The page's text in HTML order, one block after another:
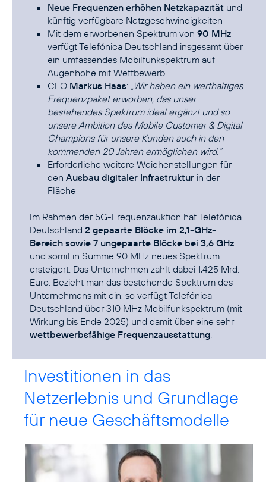
Neue Frequenzen erhöhen Netzkapazität und
künftig verfügbare Netzgeschwindigkeiten
Mit dem erworbenen Spektrum von 90 MHz
verfügt Telefónica Deutschland insgesamt über
ein umfassendes Mobilfunkspektrum auf
Augenhöhe mit Wettbewerb
CEO Markus Haas: „Wir haben ein werthaltiges
Frequenzpaket erworben, das unser
bestehendes Spektrum ideal ergänzt und so
unsere Ambition des Mobile Customer & Digital
Champions für unsere Kunden auch in den
kommenden 20 Jahren ermöglichen wird.“
Erforderliche weitere Weichenstellungen für
den Ausbau digitaler Infrastruktur in der
Fläche
Im Rahmen der 5G-Frequenzauktion hat Telefónica
Deutschland 2 gepaarte Blöcke im 2,1-GHz-
Bereich sowie 7 ungepaarte Blöcke bei 3,6 GHz
und somit in Summe 90 MHz neues Spektrum
ersteigert. Das Unternehmen zahlt dabei 1,425 Mrd.
Euro. Bezieht man das bestehende Spektrum des
Unternehmens mit ein, so verfügt Telefónica
Deutschland über 310 MHz Mobilfunkspektrum (mit
Wirkung bis Ende 2025) und damit über eine sehr
wettbewerbsfähige Frequenzausstattung
Investitionen in das
Netzerlebnis und Grundlage
für neue Geschäftsmodelle